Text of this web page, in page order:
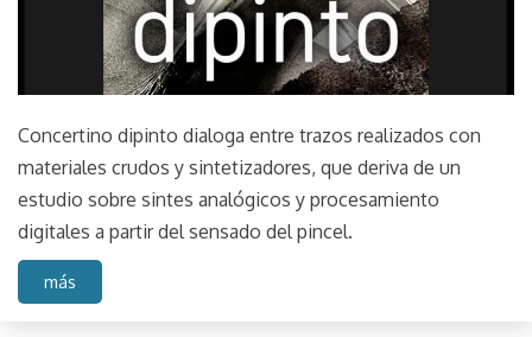
Concertino dipinto dialoga entre trazos realizados con
materiales crudos y sintetizadores, que deriva de un
estudio sobre sintes analógicos y procesamiento
digitales a partir del sensado del pincel.
más